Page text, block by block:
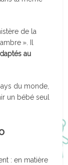
de la
». Il
au
du monde,
un bébé seul
: en matière